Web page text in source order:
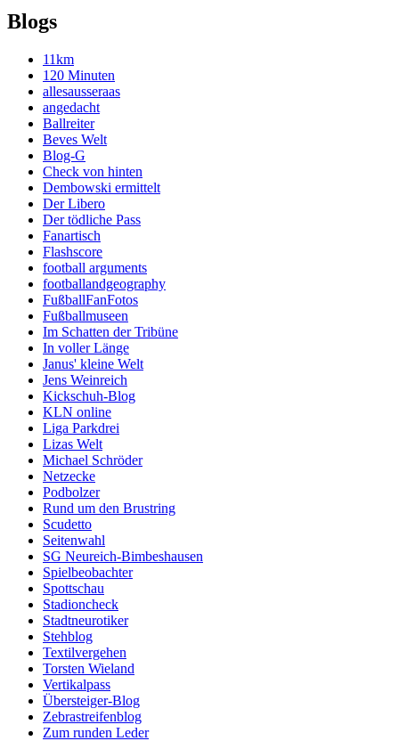
Blogs
11km
120 Minuten
allesausseraas
angedacht
Ballreiter
Beves Welt
Blog-G
Check von hinten
Dembowski ermittelt
Der Libero
Der tödliche Pass
Fanartisch
Flashscore
football arguments
footballandgeography
FußballFanFotos
Fußballmuseen
Im Schatten der Tribüne
In voller Länge
Janus' kleine Welt
Jens Weinreich
Kickschuh-Blog
KLN online
Liga Parkdrei
Lizas Welt
Michael Schröder
Netzecke
Podbolzer
Rund um den Brustring
Scudetto
Seitenwahl
SG Neureich-Bimbeshausen
Spielbeobachter
Spottschau
Stadioncheck
Stadtneurotiker
Stehblog
Textilvergehen
Torsten Wieland
Vertikalpass
Übersteiger-Blog
Zebrastreifenblog
Zum runden Leder